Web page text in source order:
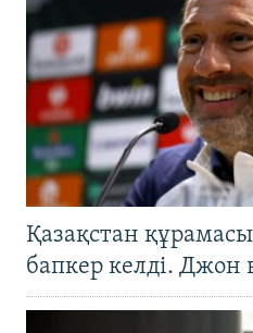
Қазақстан
бапкер келді. Джон